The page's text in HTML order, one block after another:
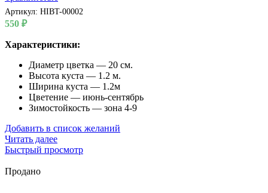
Артикул: HIBT-00002
550 ₽
Характеристики:
Диаметр цветка — 20 см.
Высота куста — 1.2 м.
Ширина куста — 1.2м
Цветение — июнь-сентябрь
Зимостойкость — зона 4-9
Добавить в список желаний
Читать далее
Быстрый просмотр
Продано